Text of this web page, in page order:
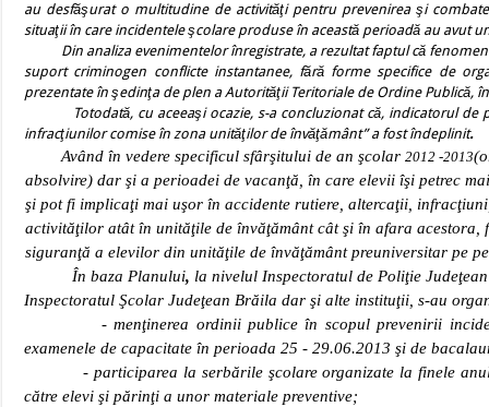
au desfăşurat o multitudine de activităţi pentru prevenirea şi
situaţii în care incidentele şcolare produse în această perioadă au avut
Din analiza evenimentelor înregistrate, a rezultat faptul că
suport criminogen conflicte instantanee, fără forme specifice de
prezentate în şedinţa de plen a Autorităţii Teritoriale de Ordine Publică,
Totodată, cu aceeaşi ocazie, s-a concluzionat că,indicatorul de
infracţiunilor comise în zona unităţilor de învăţământ” a fost îndeplinit.
Având în vedere specificul sfârşitului de an şcolar 2012 -2013
absolvire) dar şi a perioadei de vacanţă, în care elevii îşi petrec
şi pot fi implicaţi mai uşor în accidente rutiere, altercaţii,
activităţilor atât în unităţile de învăţământ cât şi în afara
siguranţă a elevilor din unităţile de învăţământ preuniversitar pe
În baza Planului, la nivelul Inspectoratul de Poliţie
Inspectoratul Şcolar Judeţean Brăila dar şi alte instituţii, s-au
- menţinerea ordinii publice în scopul prevenirii
examenele de capacitate în perioada 25 - 29.06.2013 şi de
- participarea la serbările şcolare organizate la finele anului
către elevi şi părinţi a unor materiale preventive;